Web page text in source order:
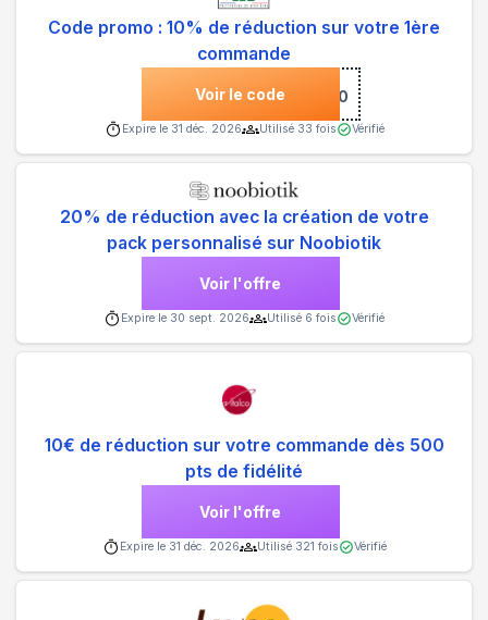
Code promo : 10% de réduction sur votre 1ère
commande
Voir le code
***NVENUE10
Expire le 31 déc. 2026 Utilisé 33 fois Vérifié
20% de réduction avec la création de votre
pack personnalisé sur Noobiotik
Voir l'offre
Expire le 30 sept. 2026 Utilisé 6 fois Vérifié
10€ de réduction sur votre commande dès 500
pts de fidélité
Voir l'offre
Expire le 31 déc. 2026 Utilisé 321 fois Vérifié